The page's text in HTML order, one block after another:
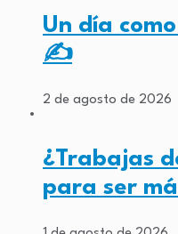
Un día
✍️
2 de agosto de 2026
¿Trabajas
para ser